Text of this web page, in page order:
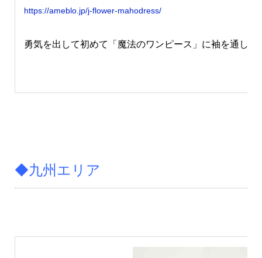
https://ameblo.jp/j-flower-mahodress/
勇気を出して初めて「魔法のワンピース」に袖を通し
◆九州エリア